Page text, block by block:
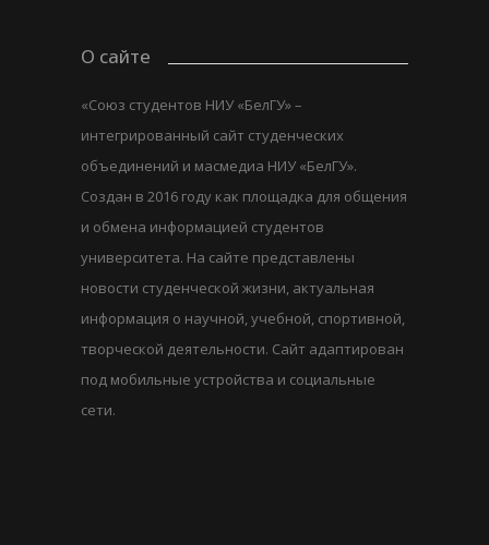
О сайте
«Союз студентов НИУ «БелГУ» –
интегрированный сайт студенческих
объединений и масмедиа НИУ «БелГУ».
Создан в 2016 году как площадка для общения
и обмена информацией студентов
университета. На сайте представлены
новости студенческой жизни, актуальная
информация о научной, учебной, спортивной,
творческой деятельности. Сайт адаптирован
под мобильные устройства и социальные
сети.